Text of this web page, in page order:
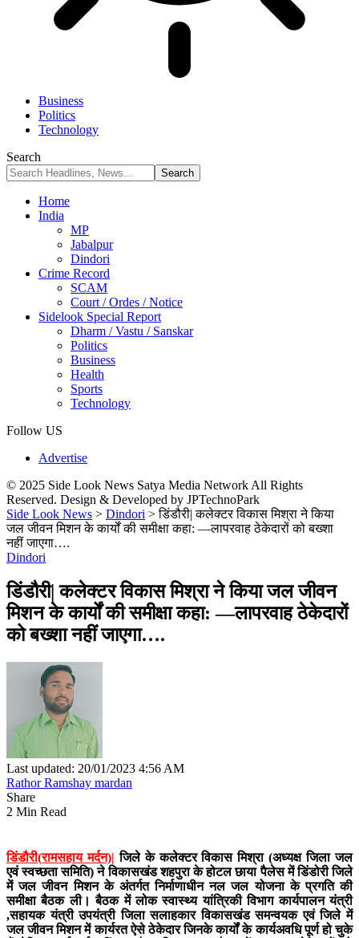
Business
Politics
Technology
Search
Home
India
MP
Jabalpur
Dindori
Crime Record
SCAM
Court / Ordes / Notice
Sidelook Special Report
Dharm / Vastu / Sanskar
Politics
Business
Health
Sports
Technology
Follow US
Advertise
© 2025 Side Look News Satya Media Network All Rights
Reserved. Design & Developed by JPTechnoPark
Side Look News > Dindori >डिंडौरी| कलेक्टर विकास मिश्रा ने किया
जल जीवन मिशन के कार्यों की समीक्षा कहा: —लापरवाह ठेकेदारों को बख्शा
नहीं जाएगा….
Dindori
डिंडौरी| कलेक्टर विकास मिश्रा ने किया जल जीवन
मिशन के कार्यों की समीक्षा कहा: —लापरवाह ठेकेदारों
को बख्शा नहीं जाएगा….
Last updated: 20/01/2023 4:56 AM
Rathor Ramshay mardan
Share
2 Min Read
डिंडौरी(रामसहाय मर्दन)| जिले के कलेक्टर विकास मिश्रा (अध्यक्ष जिला जल
एवं स्वच्छता समिति) ने विकासखंड शहपुरा के होटल छाया पैलेस में डिंडोरी जिले
में जल जीवन मिशन के अंतर्गत निर्माणाधीन नल जल योजना के प्रगति की
समीक्षा बैठक ली। बैठक में लोक स्वास्थ्य यांत्रिकी विभाग कार्यपालन यंत्री
,सहायक यंत्री उपयंत्री जिला सलाहकार विकासखंड समन्वयक एवं जिले में
जल जीवन मिशन में कार्यरत ऐसे ठेकेदार जिनके कार्यों के कार्यअवधि पूर्ण हो चुके